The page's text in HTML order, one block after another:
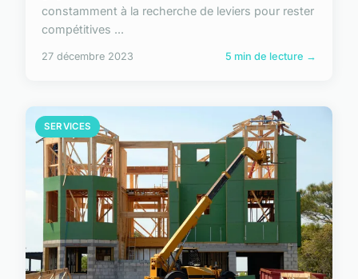
constamment à la recherche de leviers pour rester
compétitives ...
27 décembre 2023 5 min de lecture →
SERVICES